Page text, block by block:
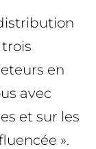
en
avec
et sur les
».